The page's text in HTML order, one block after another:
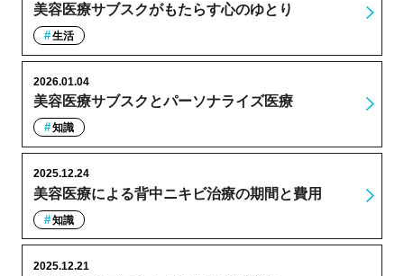
美容医療サブスクがもたらす心のゆとり
生活
美容医療サブスクとパーソナライズ医療
2026.01.04
知識
美容医療による背中ニキビ治療の期間と費用
2025.12.24
知識
2025.12.21